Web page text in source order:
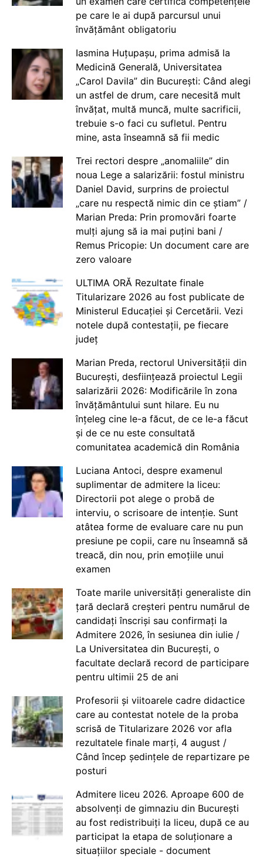
pe care le ai după parcursul unui
învățământ obligatoriu
Iasmina Huțupașu, prima admisă la
Medicină Generală, Universitatea
„Carol Davila” din București: Când alegi
un astfel de drum, care necesită mult
învățat, multă muncă, multe sacrificii,
trebuie s-o faci cu sufletul. Pentru
mine, asta înseamnă să fii medic
Trei rectori despre „anomaliile” din
noua Lege a salarizării: fostul ministru
Daniel David, surprins de proiectul
„care nu respectă nimic din ce știam” /
Marian Preda: Prin promovări foarte
mulți ajung să ia mai puțini bani /
Remus Pricopie: Un document care are
zero valoare
ULTIMA ORĂ Rezultate finale
Titularizare 2026 au fost publicate de
Ministerul Educației și Cercetării. Vezi
notele după contestații, pe fiecare
județ
Marian Preda, rectorul Universității din
București, desființează proiectul Legii
salarizării 2026: Modificările în zona
învățământului sunt hilare. Eu nu
înțeleg cine le-a făcut, de ce le-a făcut
și de ce nu este consultată
comunitatea academică din România
Luciana Antoci, despre examenul
suplimentar de admitere la liceu:
Directorii pot alege o probă de
interviu, o scrisoare de intenție. Sunt
atâtea forme de evaluare care nu pun
presiune pe copii, care nu înseamnă să
treacă, din nou, prin emoțiile unui
examen
Toate marile universități generaliste din
țară declară creșteri pentru numărul de
candidați înscriși sau confirmați la
Admitere 2026, în sesiunea din iulie /
La Universitatea din București, o
facultate declară record de participare
pentru ultimii 25 de ani
Profesorii și viitoarele cadre didactice
care au contestat notele de la proba
scrisă de Titularizare 2026 vor afla
rezultatele finale marți, 4 august /
Când încep ședințele de repartizare pe
posturi
Admitere liceu 2026. Aproape 600 de
absolvenți de gimnaziu din București
au fost redistribuiți la liceu, după ce au
participat la etapa de soluționare a
situațiilor speciale - document